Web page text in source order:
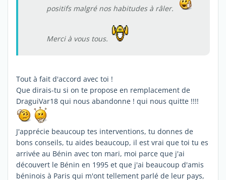
positifs malgré nos habitudes à râler.
Merci à vous tous.
Tout à fait d'accord avec toi !
Que dirais-tu si on te propose en remplacement de
DraguiVar18 qui nous abandonne ! qui nous quitte !!!!
J'apprécie beaucoup tes interventions, tu donnes de
bons conseils, tu aides beaucoup, il est vrai que toi tu es
arrivée au Bénin avec ton mari, moi parce que j'ai
découvert le Bénin en 1995 et que j'ai beaucoup d'amis
béninois à Paris qui m'ont tellement parlé de leur pays,